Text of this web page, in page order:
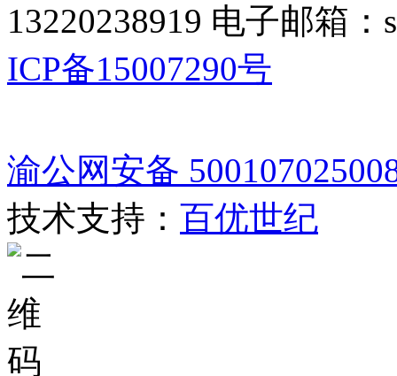
13220238919 电子邮箱：
ICP备15007290号
渝公网安备
技术支持： 百优世纪